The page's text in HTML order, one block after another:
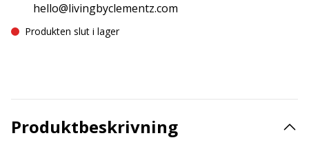
hello@livingbyclementz.com
Produkten slut i lager
Produktbeskrivning